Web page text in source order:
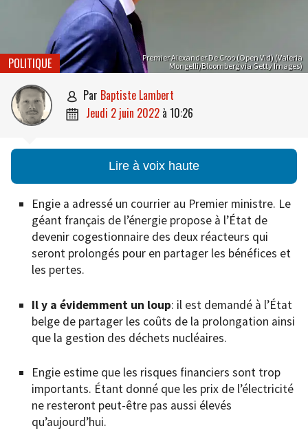
Premier Alexander De Croo (Open Vld) (Valeria
Mongelli/Bloomberg via Getty Images)
POLITIQUE
 par Baptiste Lambert
 jeudi 2 juin 2022 à 10:26
Lire à voix haute
Engie a adressé un courrier au Premier ministre. Le
géant français de l’énergie propose à l’État de
devenir cogestionnaire des deux réacteurs qui
seront prolongés pour en partager les bénéfices et
les pertes.
Il y a évidemment un loup: il est demandé à l’État
belge de partager les coûts de la prolongation ainsi
que la gestion des déchets nucléaires.
Engie estime que les risques financiers sont trop
importants. Étant donné que les prix de l’électricité
ne resteront peut-être pas aussi élevés
qu’aujourd’hui.